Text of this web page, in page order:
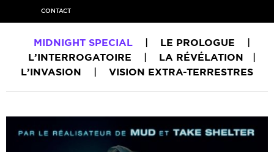
CONTACT
MIDNIGHT SPECIAL | LE PROLOGUE
|
L’INTERROGATOIRE
| LA RÉVÉLATION
|
L’INVASION
| VISION EXTRA-TERRESTRES